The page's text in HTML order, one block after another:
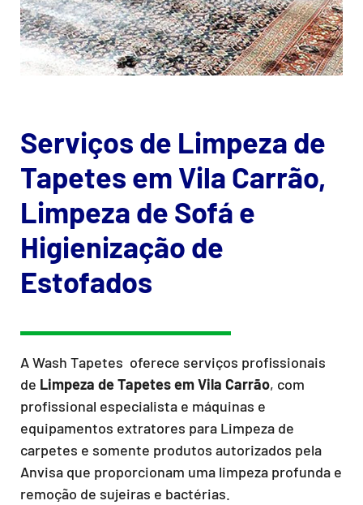
Serviços de Limpeza de
Tapetes em Vila Carrão,
Limpeza de Sofá e
Higienização de
Estofados
A Wash Tapetes oferece serviços profissionais
de Limpeza de Tapetesem Vila Carrão, com
profissional especialista e máquinas e
equipamentos extratores para Limpeza de
carpetes e somente produtos autorizados pela
Anvisa que proporcionam uma limpeza profunda e
remoção de sujeiras e bactérias.